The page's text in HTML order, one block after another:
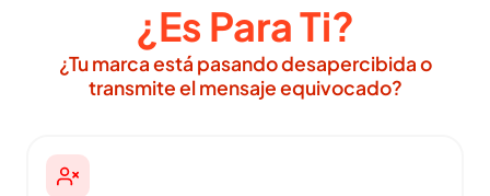
¿Es Para Ti?
¿Tu marca está pasando desapercibida o
transmite el mensaje equivocado?